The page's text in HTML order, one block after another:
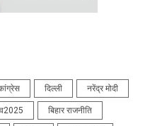
दिल्ली नरेंद्र मोदी
बिहार राजनीति